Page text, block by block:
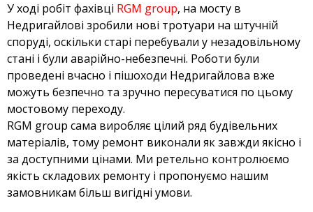
У ході робіт фахівці RGM group, на мосту в
Недригайлові зробили нові тротуари на штучній
споруді, оскільки старі перебували у незадовільному
стані і були аварійно-небезпечні. Роботи були
проведені вчасно і пішоходи Недригайлова вже
можуть безпечно та зручно пересуватися по цьому
мостовому переходу.
RGM group сама виробляє цілий ряд будівельних
матеріалів, тому ремонт виконали як завжди якісно і
за доступними цінами. Ми ретельно контролюємо
якість складових ремонту і пропонуємо нашим
замовникам більш вигідні умови.